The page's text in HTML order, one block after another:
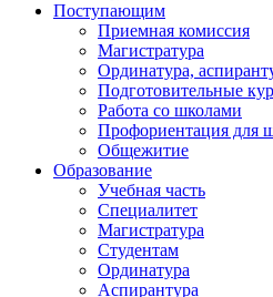
Поступающим
Приемная комиссия
Магистратура
Ординатура,
Подготовительные
Работа со школами
Профориентация для
Общежитие
Образование
Учебная часть
Специалитет
Магистратура
Студентам
Ординатура
Аспирантура